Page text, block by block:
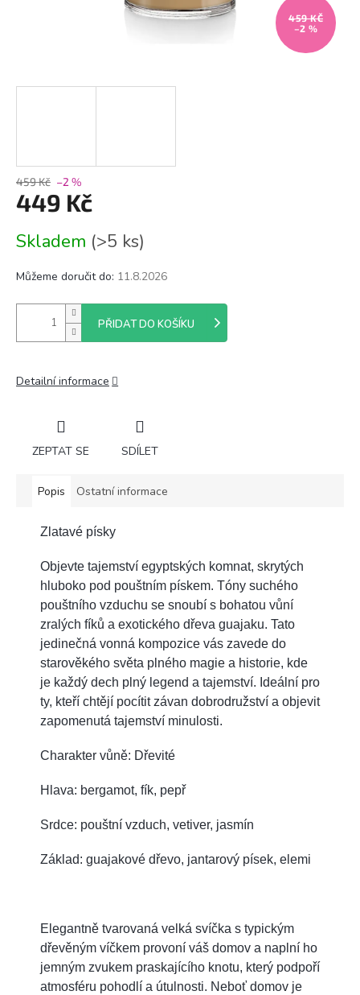
459 KČ
–2 %
459 Kč –2 %
449 Kč
cena:
Skladem (>5 ks)
Můžeme doručit do: 11.8.2026
PŘIDAT DO KOŠÍKU
Detailní informace
ZEPTAT SE SDÍLET
Popis Ostatní informace
Zlatavé písky
Objevte tajemství egyptských komnat, skrytých
hluboko pod pouštním pískem. Tóny suchého
pouštního vzduchu se snoubí s bohatou vůní
zralých fíků a exotického dřeva guajaku. Tato
jedinečná vonná kompozice vás zavede do
starověkého světa plného magie a historie, kde
je každý dech plný legend a tajemství. Ideální pro
ty, kteří chtějí pocítit závan dobrodružství a objevit
zapomenutá tajemství minulosti.
Charakter vůně: Dřevité
Hlava: bergamot, fík, pepř
Srdce: pouštní vzduch, vetiver, jasmín
Základ: guajakové dřevo, jantarový písek, elemi
Elegantně tvarovaná velká svíčka s typickým
dřevěným víčkem provoní váš domov a naplní ho
jemným zvukem praskajícího knotu, který podpoří
atmosféru pohodlí a útulnosti. Neboť domov je